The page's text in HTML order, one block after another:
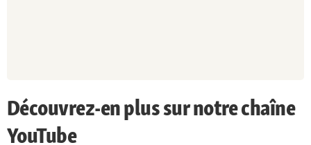
Découvrez-en plus sur notre chaîne
YouTube